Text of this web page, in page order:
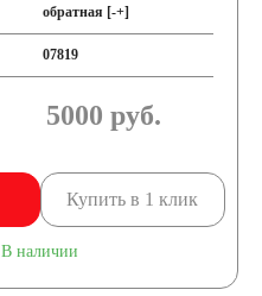
обратная [-+]
07819
5000 руб.
Купить в 1 клик
В наличии